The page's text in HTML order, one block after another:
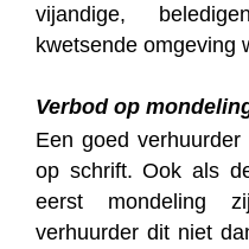
vijandige,
kwetsende omgeving
Verbod op
Een goed
op schrift. Ook als
eerst mondeling
verhuurder dit niet